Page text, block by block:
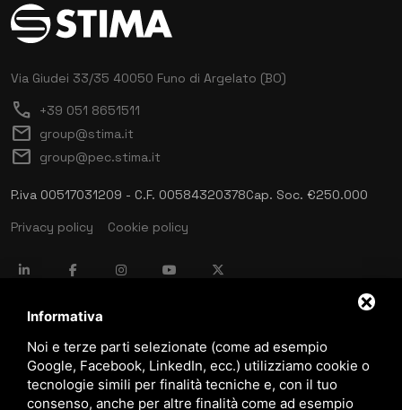
Via Giudei 33/35 40050 Funo di Argelato (BO)
call +39 051 8651511
mail group@stima.it
mail group@pec.stima.it
P.iva 00517031209 - C.F. 00584320378Cap. Soc. €250.000
Privacy policy
Cookie policy
language ITALIANO
download Catalogo Stima
Informativa
Noi e terze parti selezionate (come ad esempio
Google, Facebook, LinkedIn, ecc.) utilizziamo cookie o
tecnologie simili per finalità tecniche e, con il tuo
consenso, anche per altre finalità come ad esempio